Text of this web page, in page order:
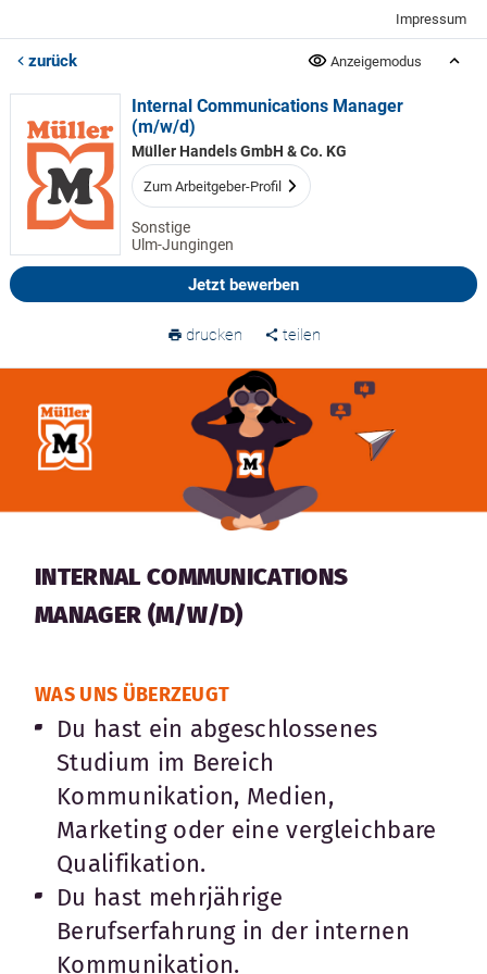
Impressum
zurück Anzeigemodus
Internal Communications Manager
(m/w/d)
Müller Handels GmbH & Co. KG
Zum Arbeitgeber-Profil
Sonstige
Ulm-Jungingen
Jetzt bewerben
drucken teilen
Karte anzeigen